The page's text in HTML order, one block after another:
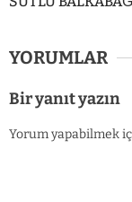
YORUMLAR
Bir yanıt yazın
Yorum yapabilmek